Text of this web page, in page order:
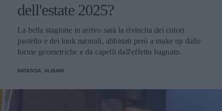
dell'estate 2025?
La bella stagione in arrivo sarà la rivincita dei colori
pastello e dei look naturali, abbinati però a make up dalle
forme geometriche e da capelli dall'effetto bagnato.
NATASCIA_ALIBANI